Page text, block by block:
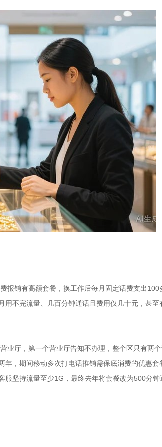
报销有高额套餐，换工作后每月固定话费支出100
用不完流量、几百分钟通话且费用仅几十元，甚至
业厅，第一个营业厅告知不办理，整个区只有两
年，期间移动多次打电话推销需保底消费的优惠套
服坚持流量至少1G，最终去年将套餐改为500分钟